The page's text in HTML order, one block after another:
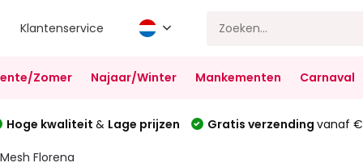
Klantenservice
Zomer Najaar/Winter Mankementen Carnaval
Hoge kwaliteit & Lage prijzen Gratis verzending vanaf
Florena